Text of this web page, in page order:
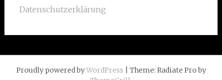
Datenschutzerklärung
Proudly powered byWordPress | Theme: Radiate Pro by